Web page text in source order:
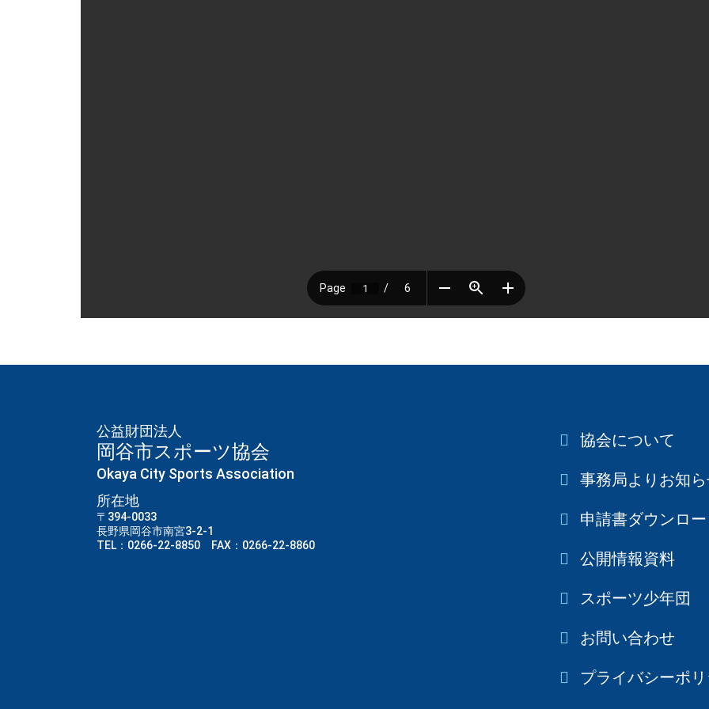
公益財団法人
岡谷市スポーツ協会
Okaya City Sports Association
所在地
〒394-0033
長野県岡谷市南宮3-2-1
TEL：0266-22-8850 FAX：0266-22-8860
協会について
事務局よりお知
申請書ダウンロー
公開情報資料
スポーツ少年団
お問い合わせ
プライバシーポ